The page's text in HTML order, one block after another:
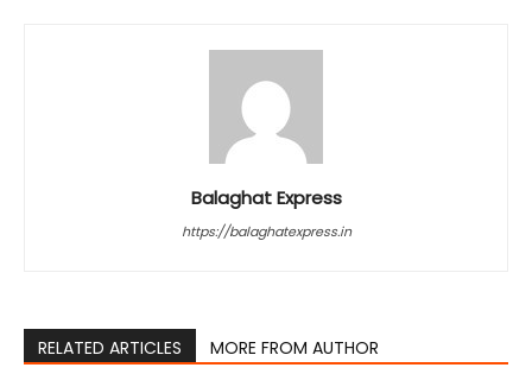
Balaghat Express
https://balaghatexpress.in
RELATED ARTICLES MORE FROM AUTHOR